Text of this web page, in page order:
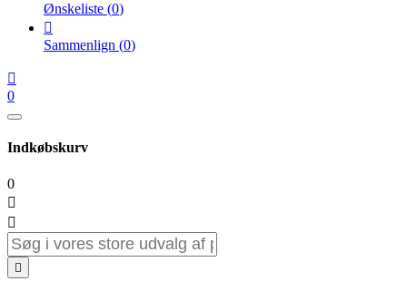
Ønskeliste (0)

Sammenlign (0)

0
Indkøbskurv
0


